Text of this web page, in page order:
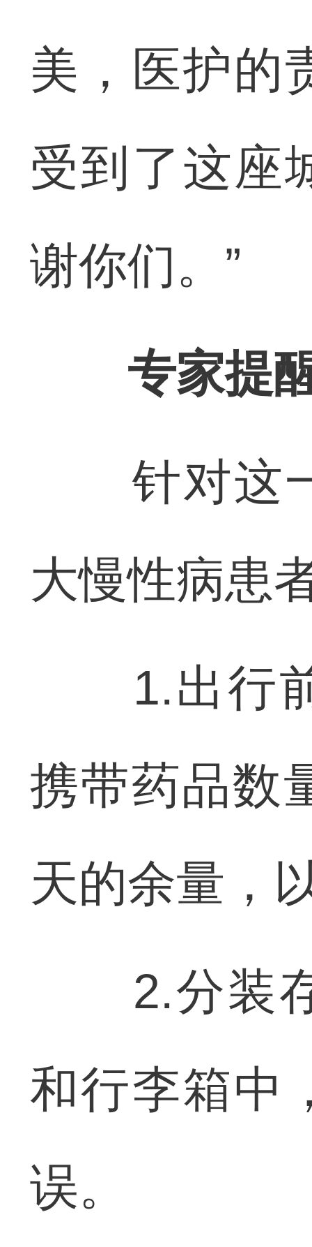
美，医护的
受到了这座
谢你们。”
专家提
针对这一
大慢性病患
1.出行前
携带药品数
天的余量，
2.分装存
和行李箱中
误。